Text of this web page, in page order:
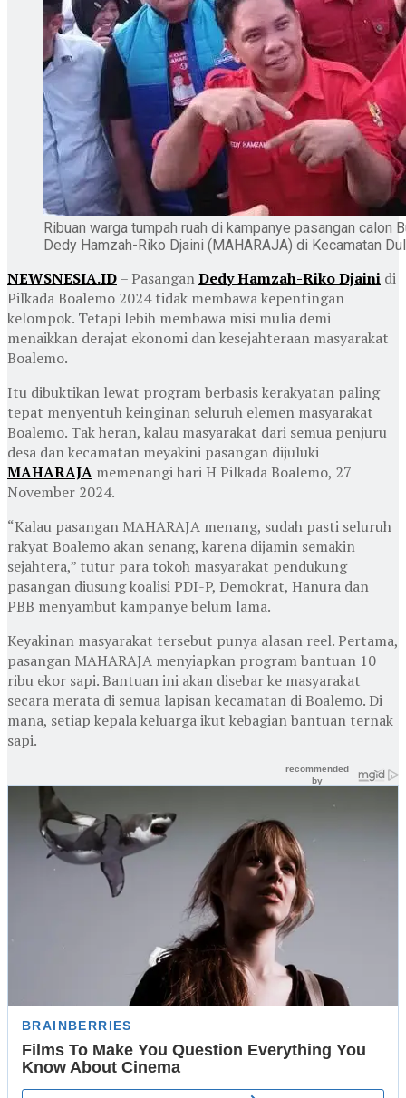
Ribuan warga tumpah ruah di kampanye pasangan calon
Dedy Hamzah-Riko Djaini (MAHARAJA) di Kecamatan
NEWSNESIA.ID– PasanganDedy Hamzah-Riko Djaini di
Pilkada Boalemo 2024 tidak membawa kepentingan
kelompok. Tetapi lebih membawa misi mulia demi
menaikkan derajat ekonomi dan kesejahteraan masyarakat
Boalemo.
Itu dibuktikan lewat program berbasis kerakyatan paling
tepat menyentuh keinginan seluruh elemen masyarakat
Boalemo. Tak heran, kalau masyarakat dari semua penjuru
desa dan kecamatan meyakini pasangan dijuluki
MAHARAJA memenangi hari H Pilkada Boalemo, 27
November 2024.
“Kalau pasangan MAHARAJA menang, sudah pasti seluruh
rakyat Boalemo akan senang, karena dijamin semakin
sejahtera,” tutur para tokoh masyarakat pendukung
pasangan diusung koalisi PDI-P, Demokrat, Hanura dan
PBB menyambut kampanye belum lama.
Keyakinan masyarakat tersebut punya alasan reel. Pertama,
pasangan MAHARAJA menyiapkan program bantuan 10
ribu ekor sapi. Bantuan ini akan disebar ke masyarakat
secara merata di semua lapisan kecamatan di Boalemo. Di
mana, setiap kepala keluarga ikut kebagian bantuan ternak
sapi.